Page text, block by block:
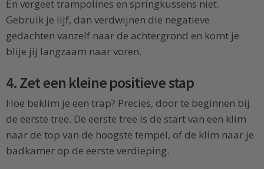
En vergeet trampolines en springkussens niet.
Gebruik je lijf, dan verdwijnen die negatieve
gedachten vanzelf naar de achtergrond en komt je
blije jij langzaam naar voren.
4. Zet een kleine positieve stap
Hoe beklim je een trap? Precies, door te beginnen bij
de eerste tree. De eerste tree is de start van een klim
naar de top van de hoogste tempel, of de klim naar je
badkamer op de eerste verdieping.